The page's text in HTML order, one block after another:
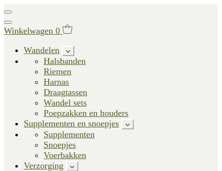
Winkelwagen 0
Wandelen
Halsbanden
Riemen
Harnas
Draagtassen
Wandel sets
Poepzakken en houders
Supplementen en snoepjes
Supplementen
Snoepjes
Voerbakken
Verzorging